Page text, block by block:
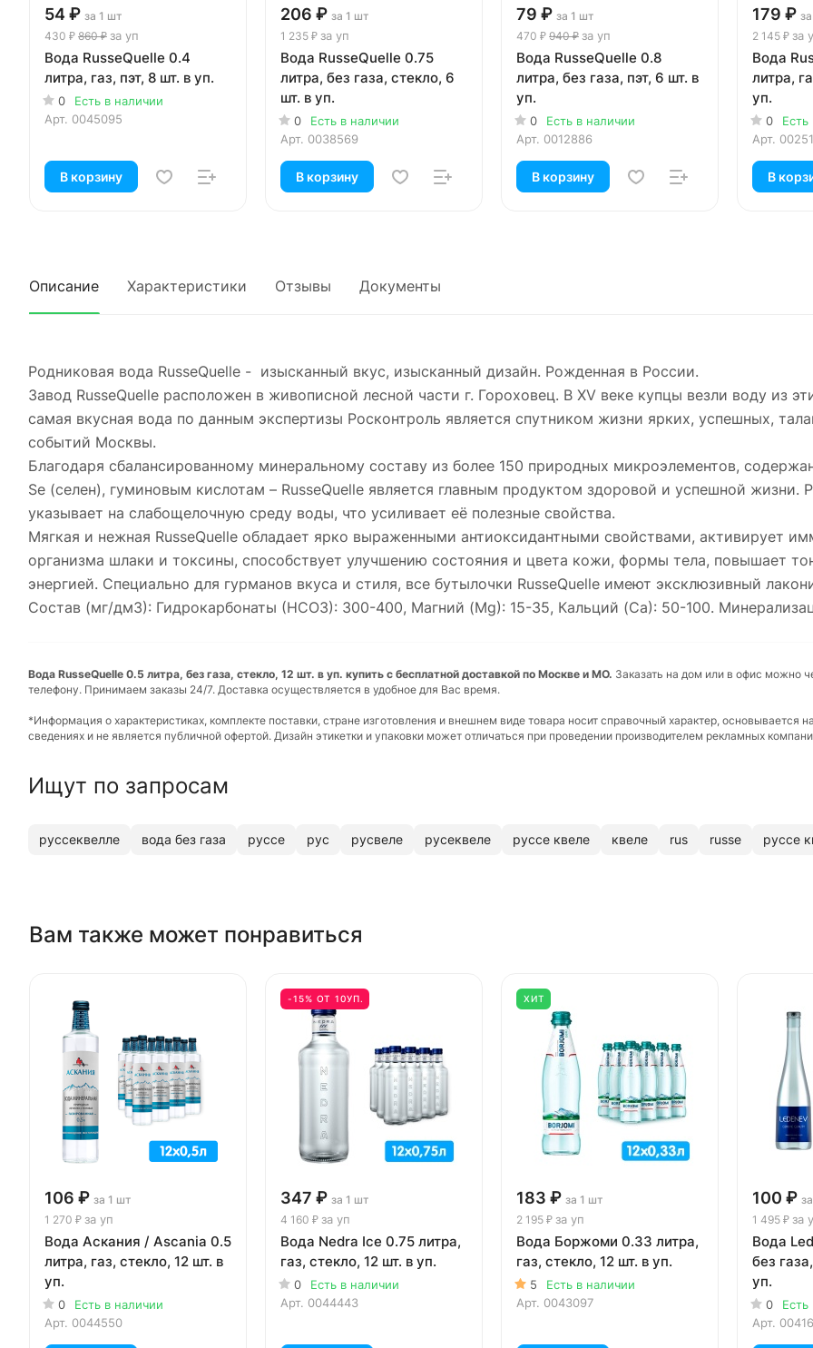
54 ₽ за 1 шт
430 ₽ 860 ₽ за уп
Вода RusseQuelle 0.4
литра, газ, пэт, 8 шт. в уп.
0
Есть в наличии
Арт. 0045095
В корзину
206 ₽ за 1 шт
1 235 ₽ за уп
Вода RusseQuelle 0.75
литра, без газа, стекло, 6
шт. в уп.
0
Есть в наличии
Арт. 0038569
В корзину
79 ₽ за 1 шт
470 ₽ 940 ₽ за уп
Вода RusseQuelle 0.8
литра, без газа, пэт, 6 шт. в
уп.
0
Есть в наличии
Арт. 0012886
В корзину
179 ₽
2 145 ₽ за
Вода
литра,
уп.
0
Есть
Арт.
В
Описание Характеристики Отзывы Документы
Родниковая вода RusseQuelle - изысканный вкус, изысканный дизайн. Рожденная в России.
Завод RusseQuelle расположен в живописной лесной части г. Гороховец. В XV веке купцы везли воду из
самая вкусная вода по данным экспертизы Росконтроль является спутником жизни ярких, успешных,
событий Москвы.
Благодаря сбалансированному минеральному составу из более 150 природных микроэлементов,
Se (селен), гуминовым кислотам – RusseQuelle является главным продуктом здоровой и успешной жизни.
указывает на слабощелочную среду воды, что усиливает её полезные свойства.
Мягкая и нежная RusseQuelle обладает ярко выраженными антиоксидантными свойствами, активирует
организма шлаки и токсины, способствует улучшению состояния и цвета кожи, формы тела, повышает
энергией. Специально для гурманов вкуса и стиля, все бутылочки RusseQuelle имеют эксклюзивный
Состав (мг/дм3): Гидрокарбонаты (НСО3): 300-400, Магний (Mg): 15-35, Кальций (Ca): 50-100.
Вода RusseQuelle 0.5 литра, без газа, стекло, 12 шт. в уп. купить с бесплатной доставкой по Москве и МО. Заказать на дом или в офис можно
телефону. Принимаем заказы 24/7. Доставка осуществляется в удобное для Вас время.
*Информация о характеристиках, комплекте поставки, стране изготовления и внешнем виде товара носит справочный характер, основывается
сведениях и не является публичной офертой. Дизайн этикетки и упаковки может отличаться при проведении производителем рекламных
Ищут по запросам
руссеквелле вода без газа руссе рус русвеле русеквеле руссе квеле квеле rus russe руссе
Вам также может понравиться
106 ₽ за 1 шт
1 270 ₽ за уп
Вода Аскания / Ascania 0.5
литра, газ, стекло, 12 шт. в
уп.
0
Есть в наличии
Арт. 0044550
-15% ОТ 10УП.
347 ₽ за 1 шт
4 160 ₽ за уп
Вода Nedra Ice 0.75 литра,
газ, стекло, 12 шт. в уп.
0
Есть в наличии
Арт. 0044443
ХИТ
183 ₽ за 1 шт
2 195 ₽ за уп
Вода Боржоми 0.33 литра,
газ, стекло, 12 шт. в уп.
5
Есть в наличии
Арт. 0043097
100 ₽
1 495 ₽ за
Вода
без
уп.
0
Есть
Арт.